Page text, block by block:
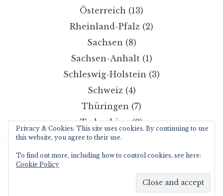
Österreich (13)
Rheinland-Pfalz (2)
Sachsen (8)
Sachsen-Anhalt (1)
Schleswig-Holstein (3)
Schweiz(4)
Thüringen (7)
Tschechien(2)
Copyright © 2026 wanderzwerg.eu
WPZOOM
Privacy & Cookies: This site uses cookies. By continuing to use
this website, you agree to their use.
To find out more, including how to control cookies, see here:
Cookie Policy